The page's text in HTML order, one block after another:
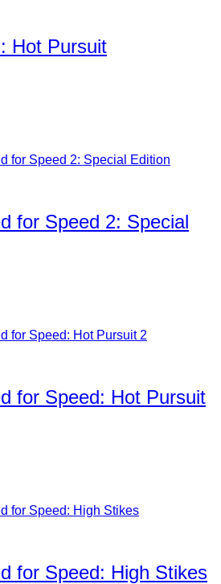
Hot Pursuit
for Speed 2: Special
for Speed: Hot Pursuit
for Speed: High Stikes